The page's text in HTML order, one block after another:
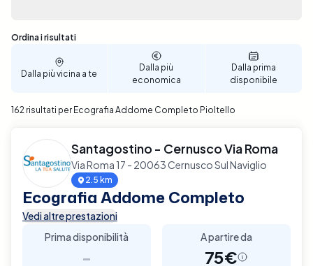
Sono stati trovati 162 risultati
Ordina i risultati
Dalla più vicina a te
Dalla più
economica
Dalla prima
disponibile
162 risultati per Ecografia Addome Completo Pioltello
Santagostino - Cernusco Via Roma
Via Roma 17 - 20063 Cernusco Sul Naviglio
2.5 km
Ecografia Addome Completo
Vedi altre prestazioni
Prima disponibilità
-
A partire da
75€